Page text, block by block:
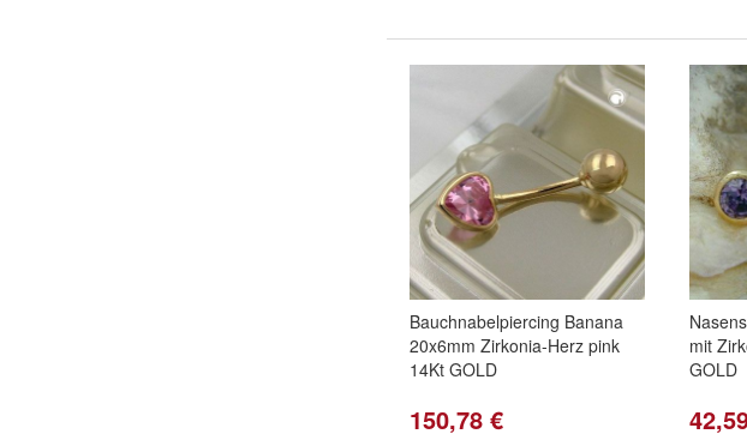
Bauchnabelpiercing Banana
20x6mm Zirkonia-Herz pink
14Kt GOLD
150,78 €
mit
GOLD